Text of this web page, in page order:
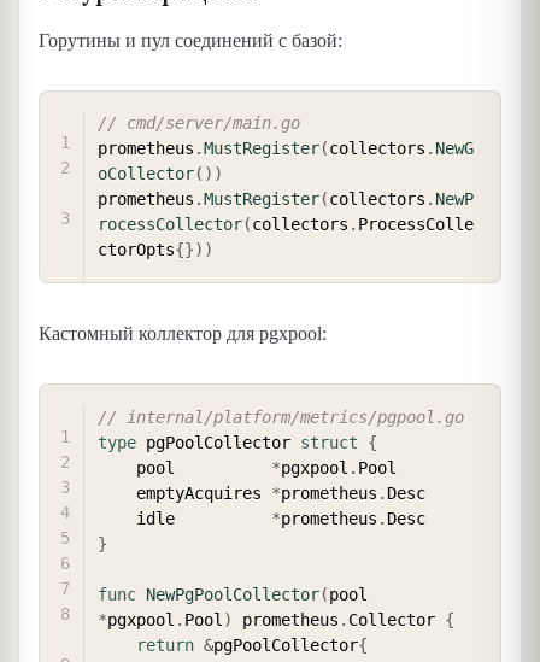
Горутины и пул соединений с базой:
// cmd/server/main.go
prometheus .MustRegister(collectors . NewG
oCollector( ) )
prometheus .MustRegister(collectors . NewP
rocessCollector(collectors . ProcessColle
ctorOpts{}) )
Кастомный коллектор для pgxpool:
// internal/platform/metrics/pgpool.go
type pgPoolCollector struct
{
    pool
*pgxpool . Pool
    emptyAcquires
*prometheus . Desc
    idle
*prometheus .
}
func NewPgPoolCollector(
*pgxpool . Pool ) prometheus . Collector {
return &pgPoolCollector{